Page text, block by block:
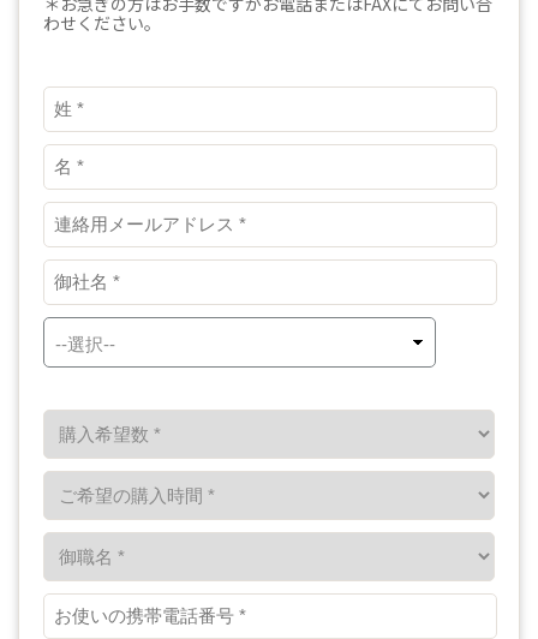
クリエイティブ系ソフトラインナップ
参考記事
概要
動画系記事
画像系記事
概要
UI/UXデザイン関連
作図種類一覧
PDFテンプレート
OCR 機能活用
MobileTrans
動画・写真・ファイル修復ソフト
ユーティリティソフトラインナップ
参考記事
概要
動画の修復方法
スマホ機種変更
iOSアプデ対策
わせください。